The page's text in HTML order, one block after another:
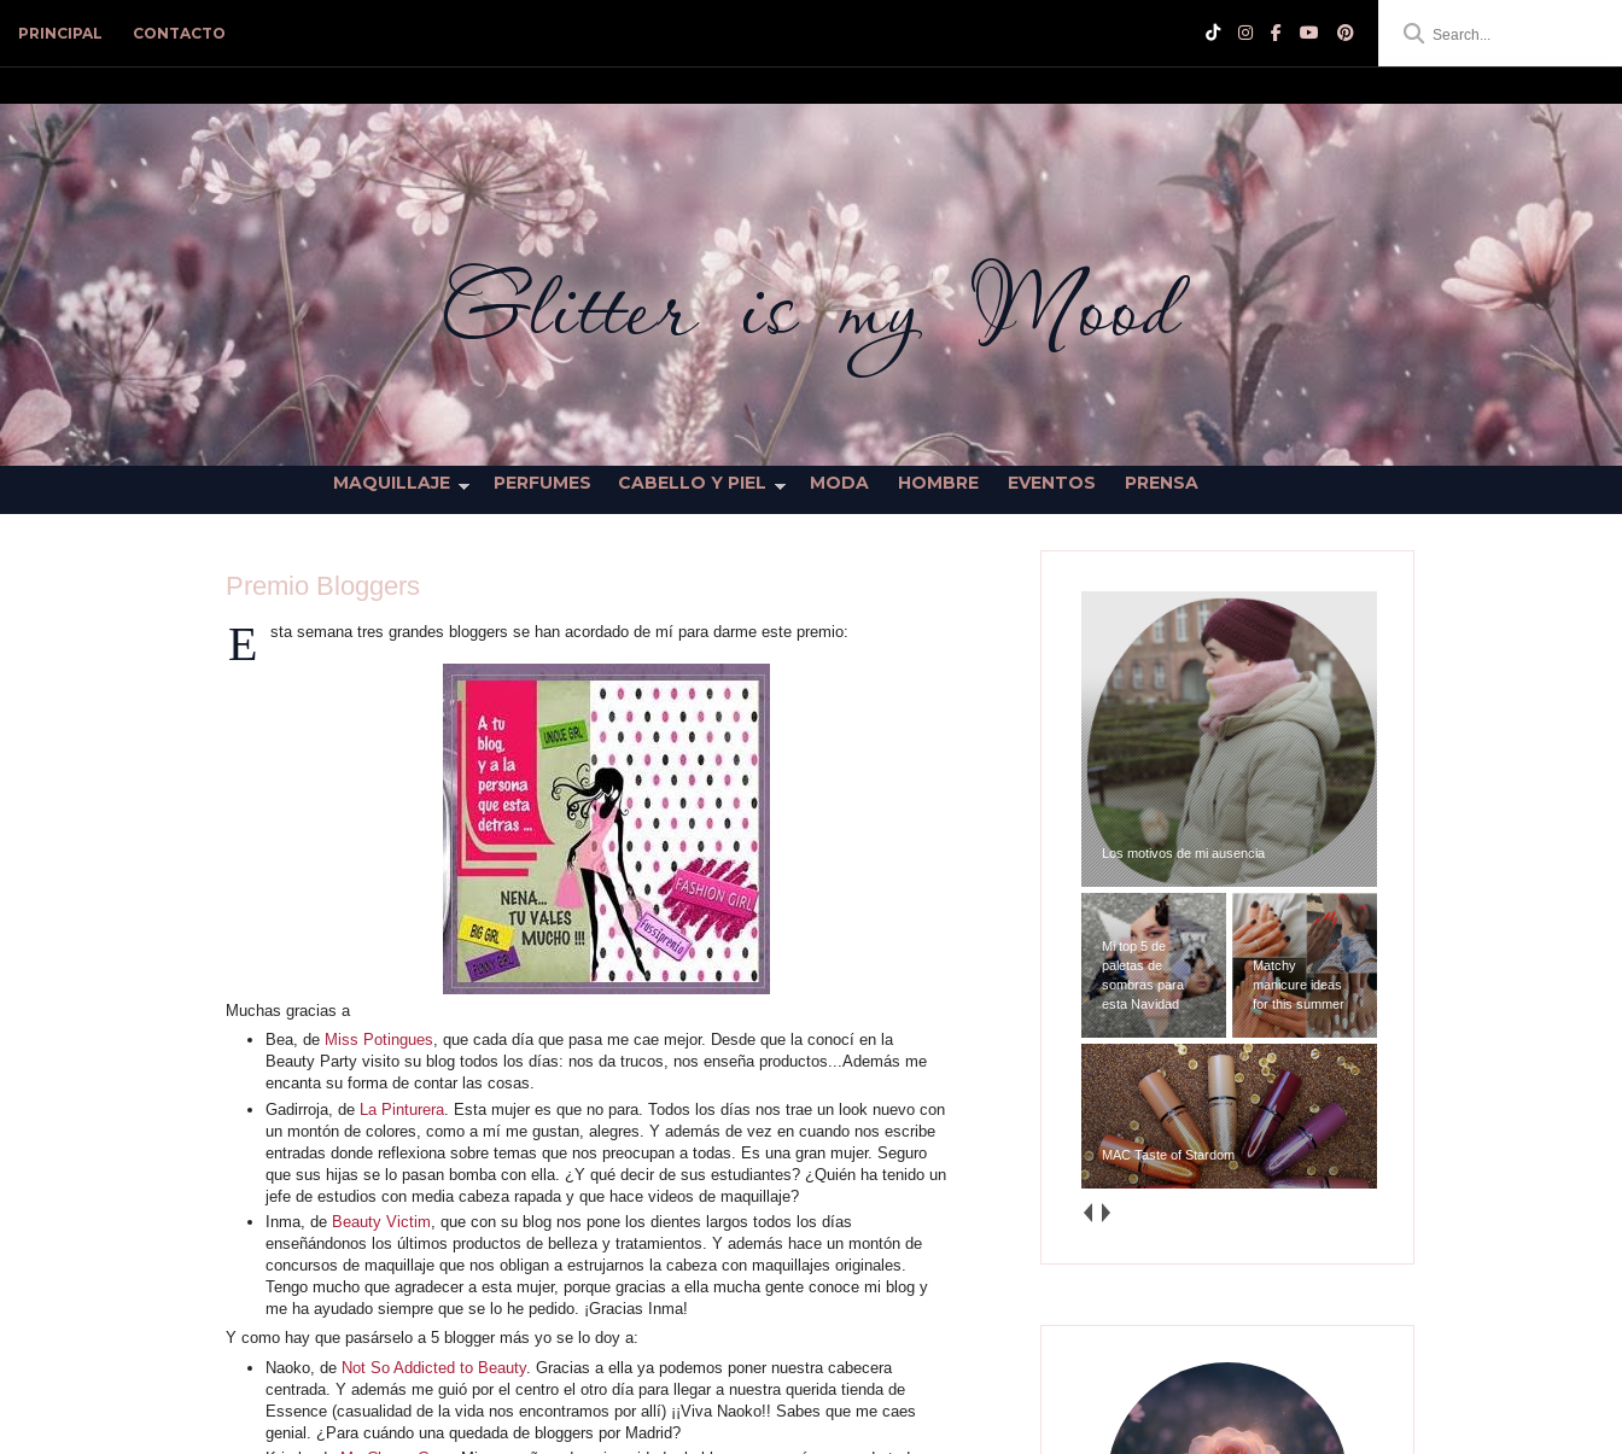
PRINCIPAL CONTACTO
Glitter is my Mood
MAQUILLAJE PERFUMES CABELLO Y PIEL MODA HOMBRE EVENTOS
PRENSA
Premio Bloggers
E sta semana tres grandes bloggers se han acordado de mí para darme este premio:
Muchas gracias a
Bea, de Miss Potingues, que cada día que pasa me cae mejor. Desde que la conocí en la
Beauty Party visito su blog todos los días: nos da trucos, nos enseña productos...Además me
encanta su forma de contar las cosas.
Gadirroja, de La Pinturera . Esta mujer es que no para. Todos los días nos trae un look nuevo con
un montón de colores, como a mí me gustan, alegres. Y además de vez en cuando nos escribe
entradas donde reflexiona sobre temas que nos preocupan a todas. Es una gran mujer. Seguro
que sus hijas se lo pasan bomba con ella. ¿Y qué decir de sus estudiantes? ¿Quién ha tenido un
jefe de estudios con media cabeza rapada y que hace videos de maquillaje?
Inma, de Beauty Victim , que con su blog nos pone los dientes largos todos los días
enseñándonos los últimos productos de belleza y tratamientos. Y además hace un montón de
concursos de maquillaje que nos obligan a estrujarnos la cabeza con maquillajes originales.
Tengo mucho que agradecer a esta mujer, porque gracias a ella mucha gente conoce mi blog y
me ha ayudado siempre que se lo he pedido. ¡Gracias Inma!
Y como hay que pasárselo a 5 blogger más yo se lo doy a:
Naoko, de Not So Addicted to Beauty. Gracias a ella ya podemos poner nuestra cabecera
centrada. Y además me guió por el centro el otro día para llegar a nuestra querida tienda de
Essence (casualidad de la vida nos encontramos por allí) ¡¡Viva Naoko!! Sabes que me caes
genial. ¿Para cuándo una quedada de bloggers por Madrid?
Mi top 5 de paletas de sombras para
esta Navidad
Matchy
manicure ideas
for this summer
MAC Taste of
Stardom
Glossy Posse Mini Gloss Bomb Collection